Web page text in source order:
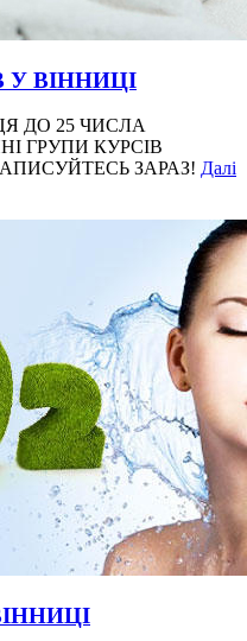
ВІННИЦІ
ДО 25 ЧИСЛА
ГРУПИ КУРСІВ
ЗАРАЗ! Далі